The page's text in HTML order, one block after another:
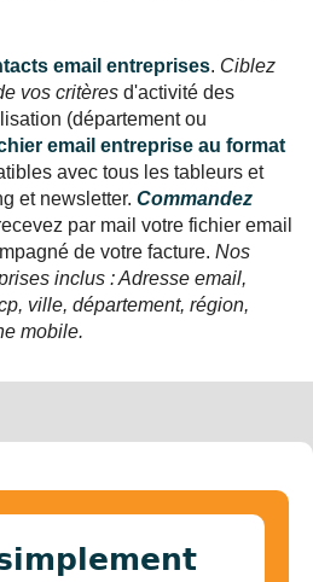
email entreprises. Ciblez
vos critères d'activité des
(département ou
email entreprise au format
avec tous les tableurs et
et newsletter. Commandez
par mail votre fichier email
de votre facture. Nos
inclus : Adresse email,
ville, département, région,
mobile.